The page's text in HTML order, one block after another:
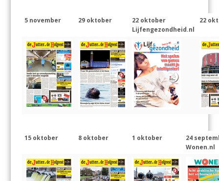
5 november 29 oktober
22 oktober
Lijfengezondheid.nl
22
15 oktober 8 oktober 1 oktober
24
Wonen.nl